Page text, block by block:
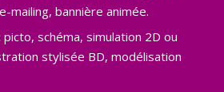
mailing, bannière animée.
picto, schéma, simulation 2D ou
stylisée BD, modélisation